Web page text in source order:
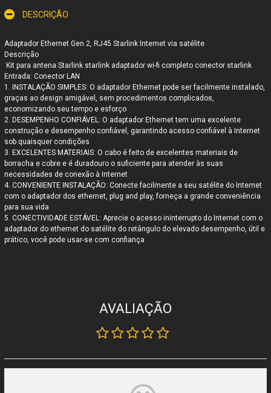
DESCRIÇÃO
Adaptador Ethernet Gen 2, RJ45 Starlink Internet via satélite
Descrição
Kit para antena Starlink starlink adaptador wi-fi completo conector starlink
Entrada: Conector LAN
1. INSTALAÇÃO SIMPLES: O adaptador Ethernet pode ser facilmente instalado,
graças ao design amigável, sem procedimentos complicados,
economizando seu tempo e esforço
2. DESEMPENHO CONFIÁVEL: O adaptador Ethernet tem uma excelente
construção e desempenho confiável, garantindo acesso confiável à Internet
sob quaisquer condições
3. EXCELENTES MATERIAIS: O cabo é feito de excelentes materiais de
borracha e cobre e é duradouro o suficiente para atender às suas
necessidades de conexão à Internet
4. CONVENIENTE INSTALAÇÃO: Conecte facilmente a seu satélite do Internet
com o adaptador dos ethernet, plug and play, forneça a grande conveniência
para sua vida
5. CONECTIVIDADE ESTÁVEL: Aprecie o acesso ininterrupto do Internet com o
adaptador do ethernet do satélite do retângulo do elevado desempenho, útil e
prático, você pode usar-se com confiança
AVALIAÇÃO